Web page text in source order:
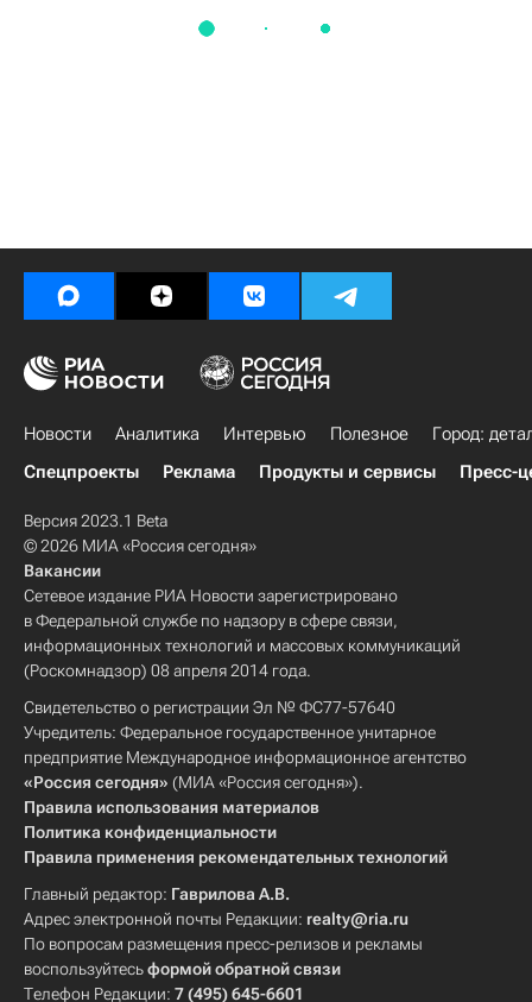
Новости Аналитика Интервью Полезное
Город:
Спецпроекты
Реклама Продукты и сервисы Пресс-
Версия 2023.1 Beta
© 2026 МИА «Россия сегодня»
Вакансии
Сетевое издание РИА Новости зарегистрировано
в Федеральной службе по надзору в сфере связи,
информационных технологий и массовых коммуникаций
(Роскомнадзор) 08 апреля 2014 года.
Свидетельство о регистрации Эл № ФС77-57640
Учредитель: Федеральное государственное унитарное
предприятие Международное информационное агентство
«Россия сегодня» (МИА «Россия сегодня»).
Правила использования материалов
Политика конфиденциальности
Правила применения рекомендательных технологий
Главный редактор: Гаврилова А.В.
Адрес электронной почты Редакции: realty@ria.ru
По вопросам размещения пресс-релизов и рекламы
воспользуйтесьформой обратной связи
Телефон Редакции: 7 (495) 645-6601